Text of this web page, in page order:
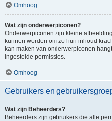
Omhoog
Wat zijn onderwerpiconen?
Onderwerpiconen zijn kleine
kunnen worden om zo hun inhoud
kan maken van onderwerpiconen
ingestelde permissies.
Omhoog
Gebruikers en
Wat zijn Beheerders?
Beheerders zijn gebruikers die alle